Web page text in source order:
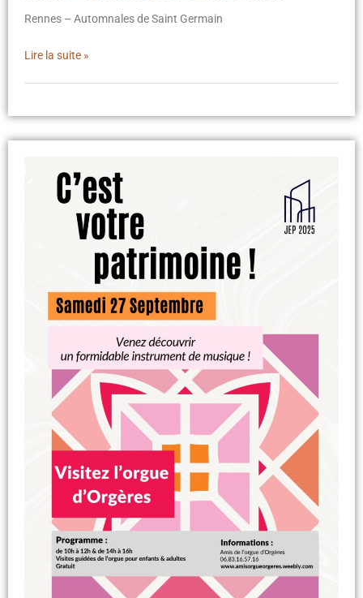
Rennes – Automnales de Saint Germain
Lire la suite »